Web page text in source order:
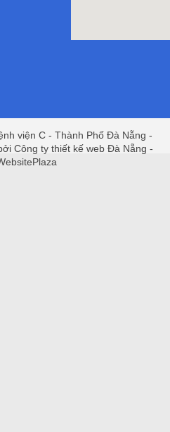
viện C - Thành Phố Đà Nẵng -
Công ty thiết kế web Đà Nẵng -